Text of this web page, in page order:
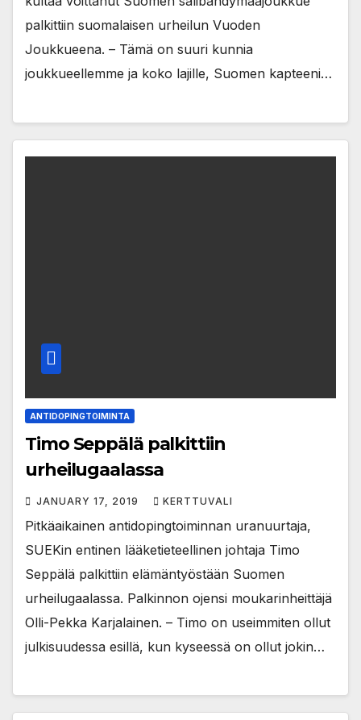
palkittiin suomalaisen urheilun Vuoden
Joukkueena. – Tämä on suuri kunnia
joukkueellemme ja koko lajille, Suomen kapteeni…
ANTIDOPINGTOIMINTA
Timo Seppälä palkittiin
urheilugaalassa
JANUARY 17, 2019 KERTTUVALI
Pitkäaikainen antidopingtoiminnan uranuurtaja,
SUEKin entinen lääketieteellinen johtaja Timo
Seppälä palkittiin elämäntyöstään Suomen
urheilugaalassa. Palkinnon ojensi moukarinheittäjä
Olli-Pekka Karjalainen. – Timo on useimmiten ollut
julkisuudessa esillä, kun kyseessä on ollut jokin…